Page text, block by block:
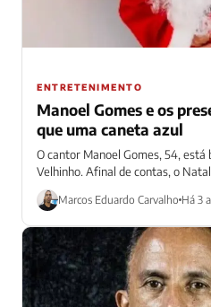
ENTRETENIMENTO
Manoel Gomes e os
que uma caneta azul
O cantor Manoel Gomes, 54, está
Velhinho. Afinal de contas, o
Marcos Eduardo Carvalho Há 3